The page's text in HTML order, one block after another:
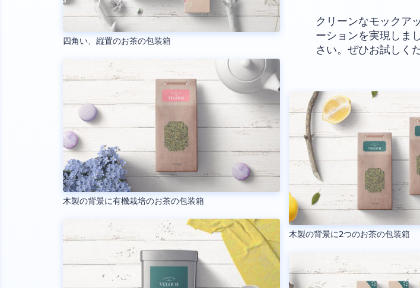
四角い、縦置のお茶の包装箱
木製の背景に有機栽培のお茶の包装箱
クリーンなモックア
ーションを実現しま
さい。ぜひお試しく
木製の背景に2つのお茶の包装箱